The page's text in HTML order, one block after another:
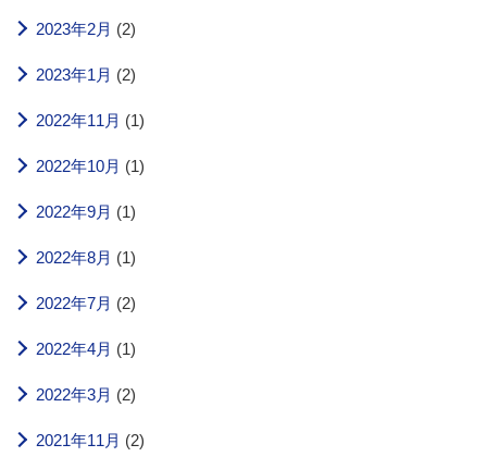
2023年2月 (2)
2023年1月 (2)
2022年11月 (1)
2022年10月 (1)
2022年9月 (1)
2022年8月 (1)
2022年7月 (2)
2022年4月 (1)
2022年3月 (2)
2021年11月 (2)